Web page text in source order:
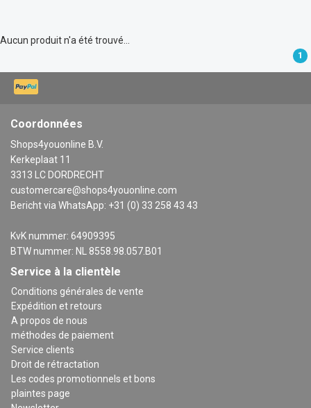
Aucun produit n'a été trouvé...
1
Coordonnées
Shops4youonline B.V.
Kerkeplaat 11
3313 LC DORDRECHT
customercare@shops4youonline.com
Bericht via WhatsApp: +31 (0) 33 258 43 43
KvK nummer: 64909395
BTW nummer: NL 8558.98.057.B01
Service à la clientèle
Conditions générales de vente
Expédition et retours
A propos de nous
méthodes de paiement
Service clients
Droit de rétractation
Les codes promotionnels et bons
plaintes page